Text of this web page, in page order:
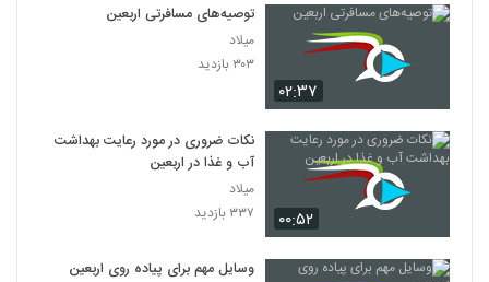
۰۲:۳۷
توصیه‌های مسافرتی اربعین
میلاد
۳۰۳ بازدید
۰۰:۵۲
نکات ضروری در مورد رعایت بهداشت
آب‌ و غذا در اربعین
میلاد
۳۳۷ بازدید
وسایل مهم برای پیاده روی اربعین